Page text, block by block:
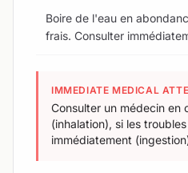
Boire de l'eau en
frais. Consulter
IMMEDIATE MEDICAL
Consulter un médecin en
(inhalation), si les
immédiatement